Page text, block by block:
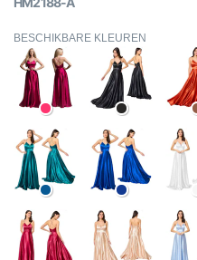
BESCHIKBARE KLEUREN